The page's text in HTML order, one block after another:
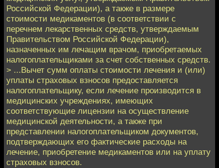
Российской Федерации), а также в размере
стоимости медикаментов (в соответствии с
перечнем лекарственных средств, утверждаемым
Правительством Российской Федерации),
назначенных им лечащим врачом, приобретаемых
налогоплательщиками за счет собственных средств.
> ...Вычет сумм оплаты стоимости лечения и (или)
уплаты страховых взносов предоставляется
налогоплательщику, если лечение производится в
медицинских учреждениях, имеющих
соответствующие лицензии на осуществление
медицинской деятельности, а также при
представлении налогоплательщиком документов,
подтверждающих его фактические расходы на
лечение, приобретение медикаментов или на уплату
страховых взносов.